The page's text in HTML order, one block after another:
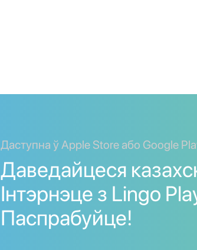
Даступна ў Apple Store або Google
Даведайцеся
Інтэрнэце з Lingo
Паспрабуйце!